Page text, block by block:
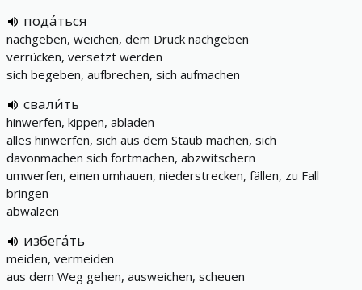
пода́ться
nachgeben, weichen, dem Druck nachgeben
verrücken, versetzt werden
sich begeben, aufbrechen, sich aufmachen
свали́ть
hinwerfen, kippen, abladen
alles hinwerfen, sich aus dem Staub machen, sich
davonmachen sich fortmachen, abzwitschern
umwerfen, einen umhauen, niederstrecken, fällen, zu Fall
bringen
abwälzen
избега́ть
meiden, vermeiden
aus dem Weg gehen, ausweichen, scheuen